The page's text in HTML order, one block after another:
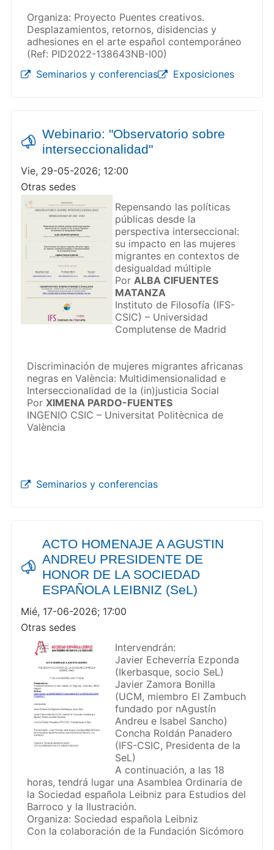
Organiza: Proyecto Puentes creativos.
Desplazamientos, retornos, disidencias y
adhesiones en el arte español contemporáneo
(Ref: PID2022-138643NB-I00)
Seminarios y conferencias
Exposiciones
Webinario: "Observatorio sobre
interseccionalidad"
Vie, 29-05-2026; 12:00
Otras sedes
Repensando las políticas
públicas desde la
perspectiva interseccional:
su impacto en las mujeres
migrantes en contextos de
desigualdad múltiple
Por ALBA CIFUENTES
MATANZA
Instituto de Filosofía (IFS-
CSIC) – Universidad
Complutense de Madrid
Discriminación de mujeres migrantes africanas
negras en València: Multidimensionalidad e
Interseccionalidad de la (in)justicia Social
Por XIMENA PARDO-FUENTES
INGENIO CSIC – Universitat Politècnica de
València
Seminarios y conferencias
ACTO HOMENAJE A AGUSTIN
ANDREU PRESIDENTE DE
HONOR DE LA SOCIEDAD
ESPAÑOLA LEIBNIZ (SeL)
Mié, 17-06-2026; 17:00
Otras sedes
Intervendrán:
Javier Echeverría Ezponda
(Ikerbasque, socio SeL)
Javier Zamora Bonilla
(UCM, miembro El Zambuch
fundado por nAgustín
Andreu e Isabel Sancho)
Concha Roldán Panadero
(IFS-CSIC, Presidenta de la
SeL)
A continuación, a las 18
horas, tendrá lugar una Asamblea Ordinaria de
la Sociedad española Leibniz para Estudios del
Barroco y la Ilustración.
Organiza: Sociedad española Leibniz
Con la colaboración de la Fundación Sicómoro